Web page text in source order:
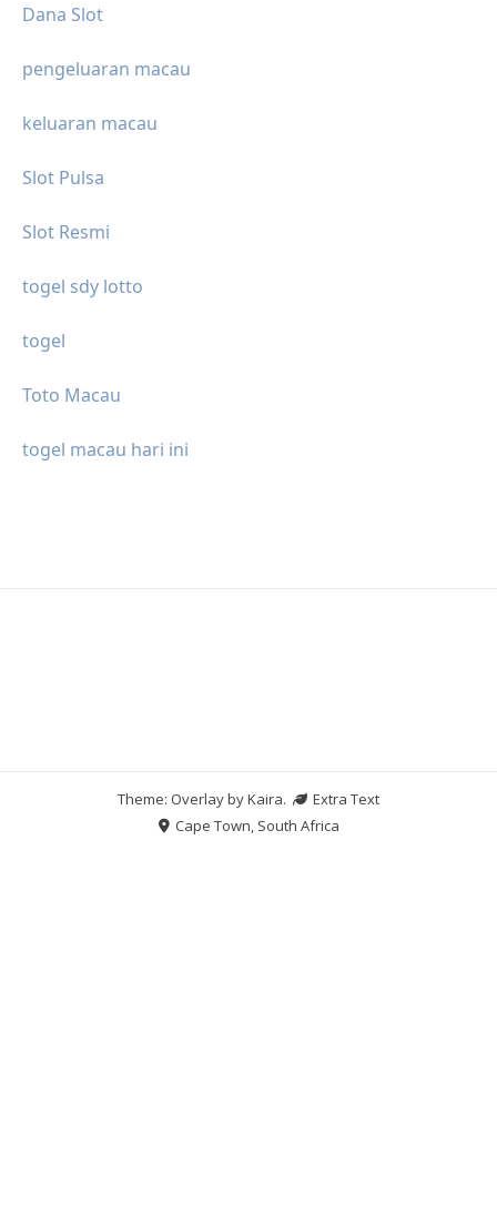
Dana Slot
pengeluaran macau
keluaran macau
Slot Pulsa
Slot Resmi
togel sdy lotto
togel
Toto Macau
togel macau hari ini
Theme: Overlay byKaira.
Extra Text
Cape Town, South Africa